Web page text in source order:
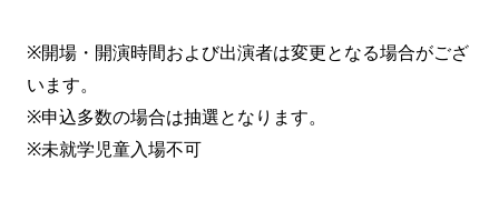
※開場・開演時間および出演者は変更となる場合がござ
います。
※申込多数の場合は抽選となります。
※未就学児童入場不可